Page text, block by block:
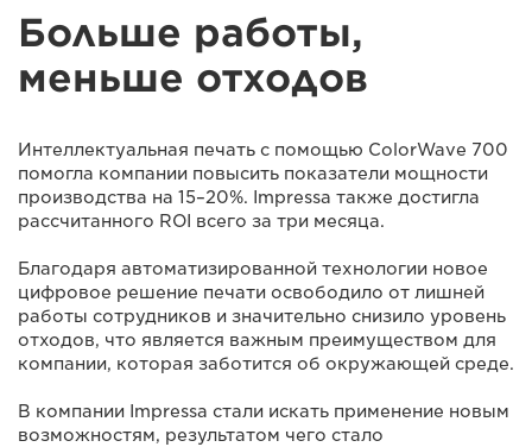
Больше работы,
меньше отходов
Интеллектуальная печать с помощью ColorWave 700
помогла компании повысить показатели мощности
производства на 15–20%. Impressa также достигла
рассчитанного ROI всего за три месяца.
Благодаря автоматизированной технологии новое
цифровое решение печати освободило от лишней
работы сотрудников и значительно снизило уровень
отходов, что является важным преимуществом для
компании, которая заботится об окружающей среде.
В компании Impressa стали искать применение новым
возможностям, результатом чего стало